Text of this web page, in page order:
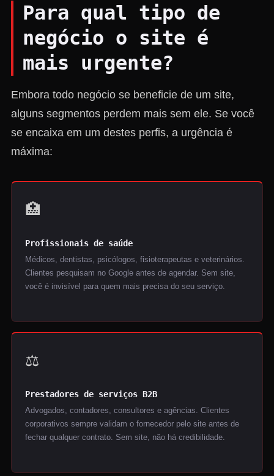
Para qual tipo de
negócio o site é
mais urgente?
Embora todo negócio se beneficie de um site,
alguns segmentos perdem mais sem ele. Se você
se encaixa em um destes perfis, a urgência é
máxima:
🏥
Profissionais de saúde
Médicos, dentistas, psicólogos, fisioterapeutas e veterinários.
Clientes pesquisam no Google antes de agendar. Sem site,
você é invisível para quem mais precisa do seu serviço.
⚖️
Prestadores de serviços B2B
Advogados, contadores, consultores e agências. Clientes
corporativos sempre validam o fornecedor pelo site antes de
fechar qualquer contrato. Sem site, não há credibilidade.